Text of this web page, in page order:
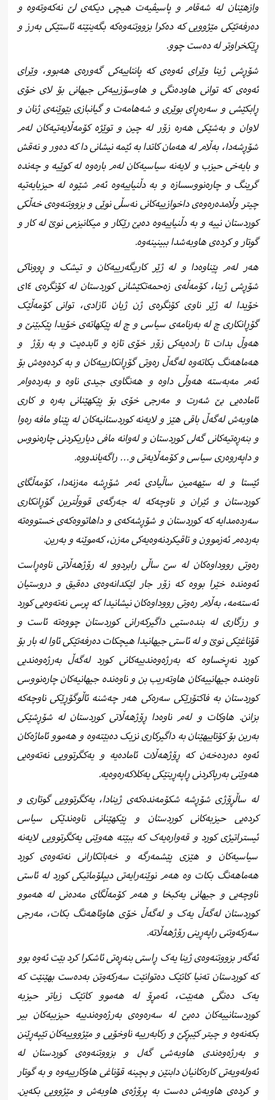
وازهێنان لە شەقام و پاسیڤیەت هیچی دیکەی لێ نەکەوتەوە و
دەرفەتێکی مێژوویی کە دەکرا بزووتنەوەکە بگەینێتە ئاستێکی بەرز و
ڕێکخراوتر لە دەست چوو.
شۆڕشی ژینا وێرای ئەوەی کە پانتاییەکی گەورەی هەبوو، وێرای
ئەوەی کە توانی هاودەنگی و هاوسۆزییەکی جیهانی بۆ لای خۆی
ڕابکێشی و سەرەڕای بوێری و شەهامەت و گیانبازی بێوێنەی ژنان و
لاوان و بەشێکی هەرە زۆر لە چین و توێژە کۆمەڵایەتیەکان لەم
شۆڕشەدا، بەڵام لە هەمان کاتدا بە ئێمە نیشانی دا کە دەور و نەقش
و بایەخی حیزب و لایەنە سیاسیەکان لەم بارەوە لە کوێیە و چەندە
گرینگ و چارەنووسسازە و بە دڵنیاییەوە ئەم شێوە لە حیزبایەتیە
چیتر وڵامدەرەوەی داخوازییەکانی نەسڵی نوێی و بزووتنەوەی خەڵکی
کوردستان نییە و بە دڵنیاییەوە دەبێ رێکار و میکانیزمی نوێ لە کار و
گوتار و کردەی هاوبەشدا ببینینەوە.
هەر لەم پێناوەدا و لە ژێر کاریگەرییەکان و تیشک و ڕووناکی
شۆڕشی ژینا، کۆمەڵەی زەحمەتکێشانی کوردستان لە کۆنگرەی ١٤ی
خۆیدا لە ژێر ناوی کۆنگرەی ژن ژیان ئازادی، توانی کۆمەڵێک
گۆڕانکاری چ لە بەرنامەی سیاسی و چ لە پێکهاتەی خۆیدا پێکبێنێ و
هەوڵ بدات تا رادەیەکی زۆر خۆی تازە و ئابدەیت و بە رۆژ و
هەماهەنگ بکاتەوە لەگەڵ رەوتی گۆڕانکارییەکان و بە کردەوەش بۆ
ئەم مەبەستە هەوڵی داوە و هەنگاوی جیدی ناوە و بەردەوام
ئامادەیی بێ شەرت و مەرجی خۆی بۆ پێکهێنانی بەرە و کاری
هاوبەش لەگەڵ باقی هێز و لایەنە کوردستانیەکان لە پێناو مافە رەوا
و بنەڕەتیەکانی گەلی کوردستان و لەوانە مافی دیاریکردنی چارەنووس
و داپەروەری سیاسی و کۆمەڵایەتی و… راگەیاندووە.
ئێستا و لە سێهەمین ساڵیادی ئەم شۆڕشە مەزنەدا، کۆمەڵگای
کوردستان و ئێران و ناوچەکە لە جەرگەی قووڵترین گۆڕانکاری
سەردەمدایە کە کوردستان و شۆڕشەکەی و داهاتووەکەی خستووەتە
بەردەم ئەزموون و تاقیکردنەوەیەکی مەزن، کەموێنە و بەرین.
رەوتی رووداوەکان لە سێ ساڵی رابردوو لە رۆژهەڵاتی ناوەڕاست
ئەوەندە خێرا بووە کە زۆر جار لێکدانەوەی دەقیق و دروستیان
ئەستەمە، بەڵام رەوتی رووداوەکان نیشانیدا کە پرسی نەتەوەیی کورد
و رزگاری لە بندەستیی داگیرکەرانی کوردستان چووەتە ئاست و
قۆناغێکی نوێ و لە ئاستی جیهانیدا هیچکات دەرفەتێکی ئاوا لە بار بۆ
کورد نەڕخساوە کە بەرژەوەندییەکانی کورد لەگەڵ بەرژەوەندیی
ناوەندە جیهانییەکان هاوتەریب بن و ناوەندە جیهانیەکان چارەنووسی
کوردستان بە فاکتۆرێکی سەرەکی هەر چەشنە ئاڵوگۆڕێکی ناوچەکە
بزانن. هاوکات و لەم ناوەدا ڕۆژهەڵاتی کوردستان لە شۆڕشێکی
بەرین بۆ کۆتاییهێنان بە داگیرکاری نزیک دەبێتەوە و هەموو ئاماژەکان
ئەوە دەردەخەن کە ڕۆژهەڵات ئامادەیە و یەکگرتوویی نەتەوەیی
هەوێنی بەرپاکردنی ڕاپەڕینێکی یەکلاکەرەوەیە.
لە ساڵڕۆژی شۆڕشە شکۆمەندەکەی ژینادا، یەکگرتوویی گوتاری و
کردەیی حیزبەکانی کوردستان و پێکهێنانی ناوەندێکی سیاسی
ئیستراتیژی کورد و قەوارەیەک کە ببێتە هەوێنی یەکگرتوویی لایەنە
سیاسیەکان و هێزی پێشمەرگە و خەباتکارانی نەتەوەی کورد
هەماهەنگ بکات وە هەم نوێنەرایەتی دیپلۆماتیکی کورد لە ئاستی
ناوچەیی و جیهانی یەکبخا و هەم کۆمەڵگای مەدەنی لە هەموو
کوردستان لەگەڵ یەک و لەگەڵ خۆی هاوئاهەنگ بکات، مەرجی
سەرکەوتنی راپەڕینی رۆژهەڵاتە.
ئەگەر بزووتنەوەی ژینا یەک ڕاستی بنەڕەتی ئاشکرا کرد بێت ئەوە بوو
کە کوردستان تەنیا کاتێک دەتوانێت سەرکەوتن بەدەست بهێنێت کە
یەک دەنگی هەبێت، ئەمڕۆ لە هەموو کاتێک زیاتر حیزبە
کوردستانییەکان دەبێ لە سەرەوەی بەرژەوەندییە حیزبیەکان بیر
بکەنەوە و چیتر کێبڕکێ و رکابەرییە ناوخۆیی و مێژووییەکان تێپەڕێنن
و بەرژەوەندی هاوبەشی گەل و بزووتنەوەی کوردستان لە
ئەولەویەتی کارەکانیان دابنێن و بچینە قۆناغی هاوکارییەوە و بە گوتار
و کردەی هاوبەش دەست بە پرۆژەی هاوبەش و مێژوویی بکەین.